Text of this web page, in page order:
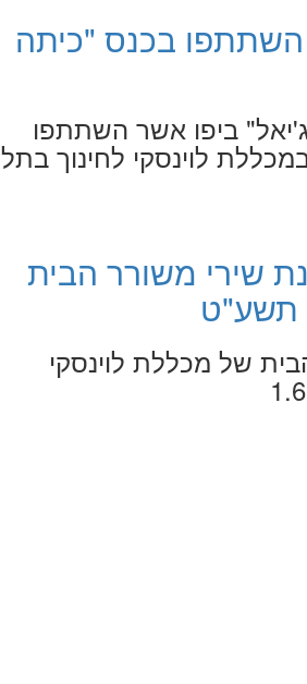
השתתפו בכנס "כיתה
ביפו אשר השתתפו
לוינסקי לחינוך בתל
שירי משורר הבית
תשע"ט
של מכללת לוינסקי